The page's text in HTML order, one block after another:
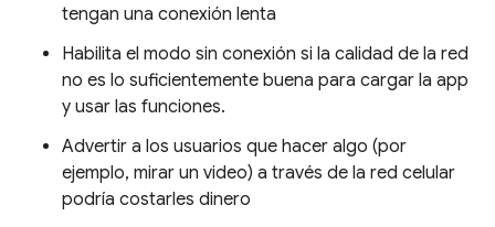
tengan una conexión lenta
Habilita el modo sin conexión si la calidad de la red
no es lo suficientemente buena para cargar la app
y usar las funciones.
Advertir a los usuarios que hacer algo (por
ejemplo, mirar un video) a través de la red celular
podría costarles dinero